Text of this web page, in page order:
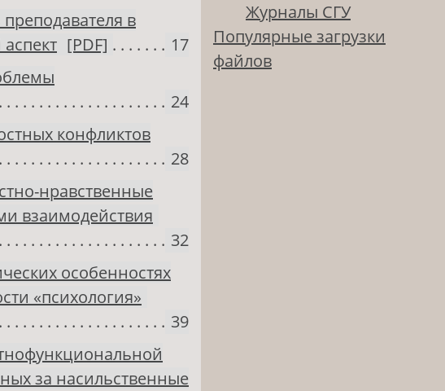
в
[PDF]
17
24
конфликтов
28
нравственные
взаимодействия
32
особенностях
«психология»
39
за насильственные
Журналы СГУ
Популярные загрузки
файлов